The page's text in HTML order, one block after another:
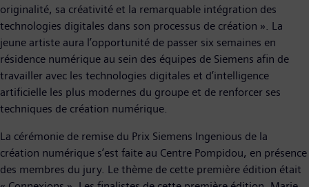
originalité, sa créativité et la remarquable intégration des
technologies digitales dans son processus de création ». La
jeune artiste aura l’opportunité de passer six semaines en
résidence numérique au sein des équipes de Siemens afin de
travailler avec les technologies digitales et d’intelligence
artificielle les plus modernes du groupe et de renforcer ses
techniques de création numérique.
La cérémonie de remise du Prix Siemens Ingenious de la
création numérique s’est faite au Centre Pompidou, en présence
des membres du jury. Le thème de cette première édition était